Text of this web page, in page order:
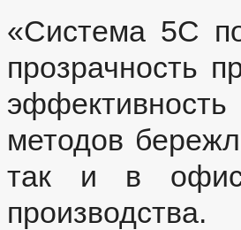
«Система 5С
прозрачность
методов
так и в
производства.